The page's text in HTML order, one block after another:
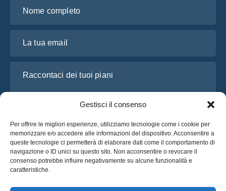
Gestisci il consenso
Per offrire le migliori esperienze, utilizziamo tecnologie come i cookie per
memorizzare e/o accedere alle informazioni del dispositivo. Acconsentire a
queste tecnologie ci permetterà di elaborare dati come il comportamento di
navigazione o ID unici su questo sito. Non acconsentire o revocare il
consenso potrebbe influire negativamente su alcune funzionalità e
caratteristiche.Ho letto e accetto l’